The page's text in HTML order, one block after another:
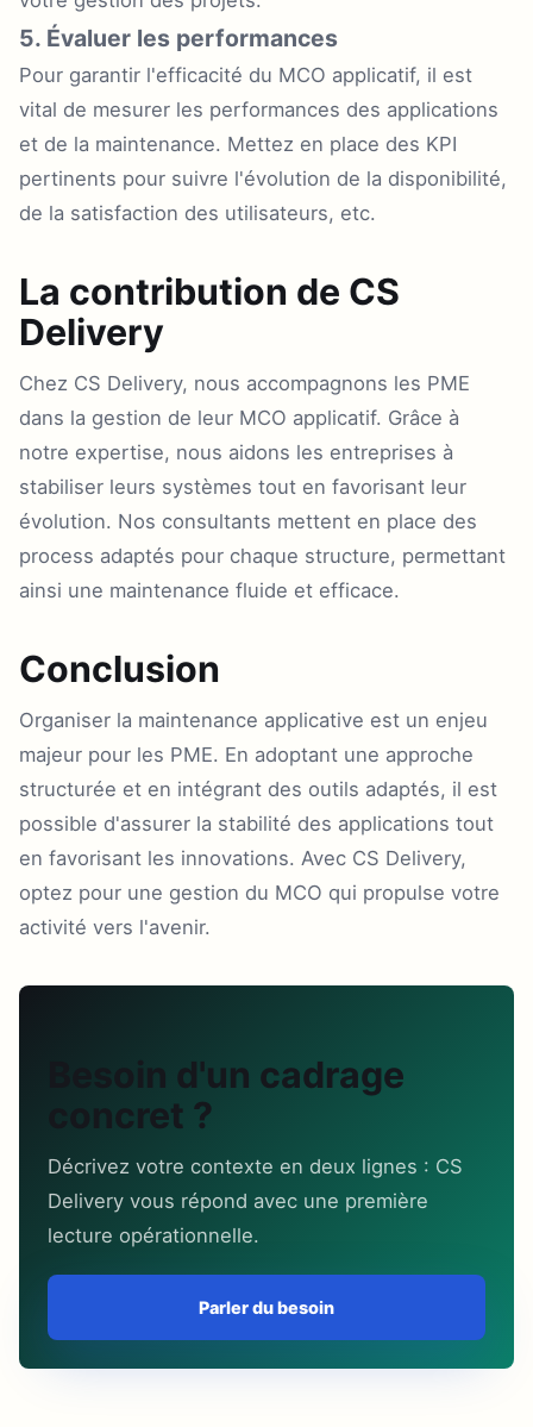
5. Évaluer les performances
Pour garantir l'efficacité du MCO applicatif, il est
vital de mesurer les performances des applications
et de la maintenance. Mettez en place des KPI
pertinents pour suivre l'évolution de la disponibilité,
de la satisfaction des utilisateurs, etc.
La contribution de CS
Delivery
Chez CS Delivery, nous accompagnons les PME
dans la gestion de leur MCO applicatif. Grâce à
notre expertise, nous aidons les entreprises à
stabiliser leurs systèmes tout en favorisant leur
évolution. Nos consultants mettent en place des
process adaptés pour chaque structure, permettant
ainsi une maintenance fluide et efficace.
Conclusion
Organiser la maintenance applicative est un enjeu
majeur pour les PME. En adoptant une approche
structurée et en intégrant des outils adaptés, il est
possible d'assurer la stabilité des applications tout
en favorisant les innovations. Avec CS Delivery,
optez pour une gestion du MCO qui propulse votre
activité vers l'avenir.
Besoin d'un cadrage
concret ?
Décrivez votre contexte en deux lignes : CS
Delivery vous répond avec une première
lecture opérationnelle.
Parler du besoin